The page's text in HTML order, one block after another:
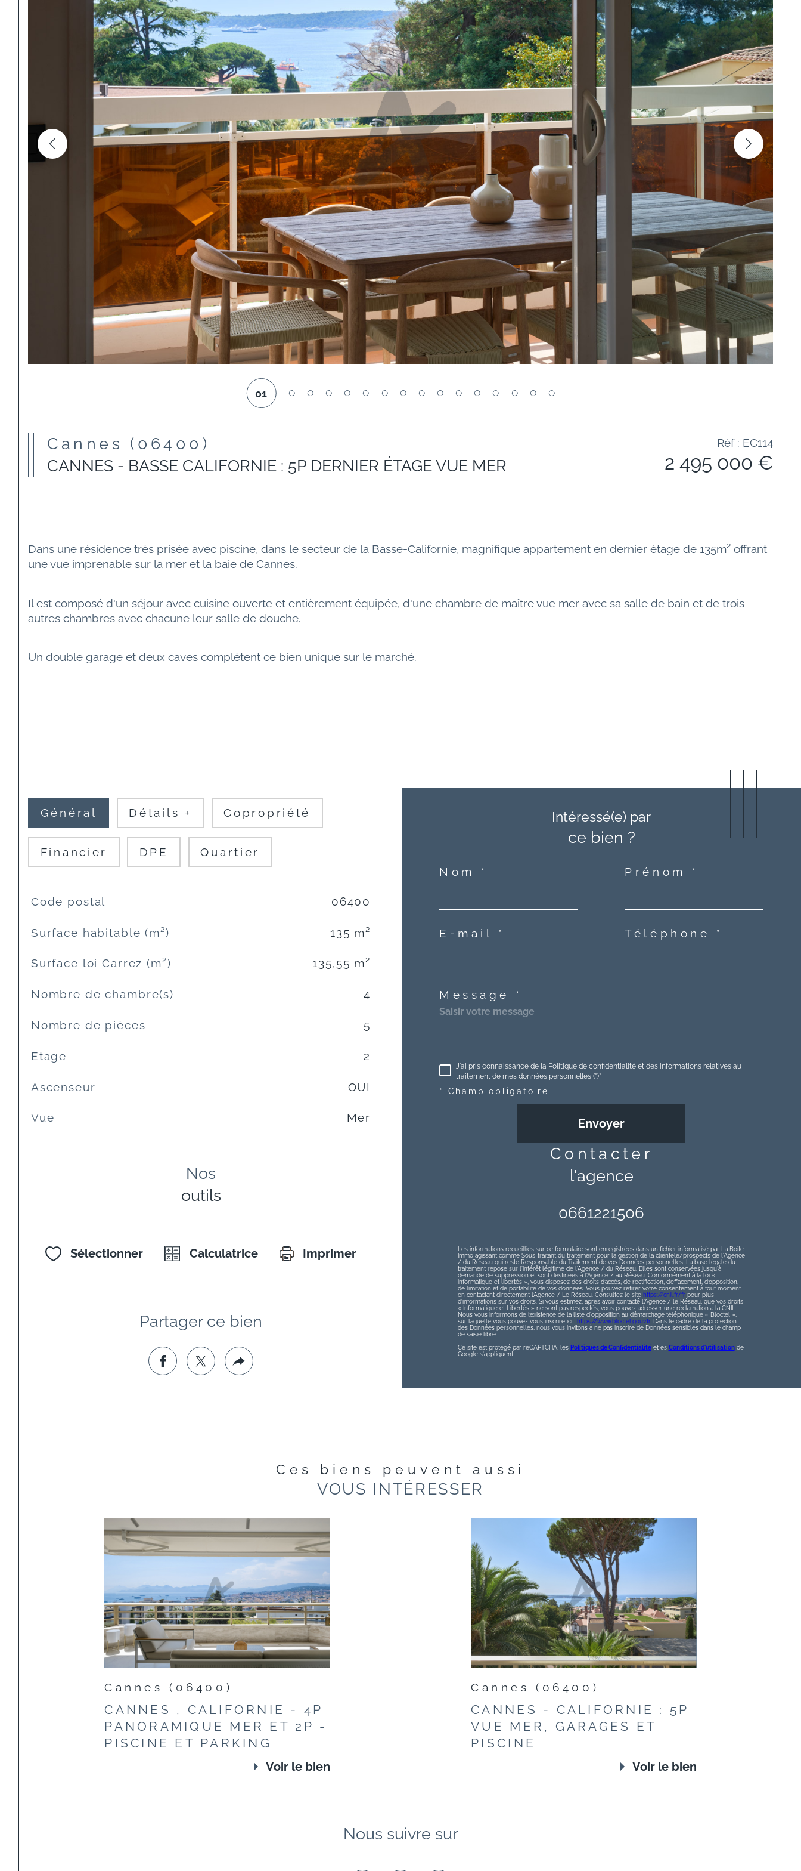
01
Cannes (06400)
CANNES - BASSE CALIFORNIE : 5P DERNIER ÉTAGE VUE MER
Réf : EC114
2 495 000 €
Dans une résidence très prisée avec piscine, dans le secteur de la Basse-Californie, magnifique appartement en dernier étage de 135m² offrant
une vue imprenable sur la mer et la baie de Cannes.
Il est composé d'un séjour avec cuisine ouverte et entièrement équipée, d'une chambre de maître vue mer avec sa salle de bain et de trois
autres chambres avec chacune leur salle de douche.
Un double garage et deux caves complètent ce bien unique sur le marché.
Général Détails + Copropriété
Financier DPE Quartier
TRAD_SIROCCO_Caracteristique
Code postal 06400
Surface habitable (m²) 135 m²
Surface loi Carrez (m²) 135,55 m²
Nombre de chambre(s) 4
Nombre de pièces 5
Etage 2
Ascenseur OUI
Vue Mer
Nos
outils
Sélectionner Calculatrice Imprimer
Partager ce bien
Intéressé(e) par
ce bien ?
Nom * Prénom *
E-mail * Téléphone *
Message *
J'ai pris connaissance de la Politique de confidentialité et des informations relatives au
traitement de mes données personnelles (*)*
* Champ obligatoire
Envoyer
contacter
l'agence
0661221506
Les informations recueillies sur ce formulaire sont enregistrées dans un fichier informatisé par La Boite
Immo agissant comme Sous-traitant du traitement pour la gestion de la clientèle/prospects de l'Agence
/ du Réseau qui reste Responsable du Traitement de vos Données personnelles. La base légale du
traitement repose sur l'intérêt légitime de l'Agence / du Réseau. Elles sont conservées jusqu'à
demande de suppression et sont destinées à l'Agence / au Réseau. Conformément à la loi «
informatique et libertés », vous disposez des droits d’accès, de rectification, d’effacement, d’opposition,
de limitation et de portabilité de vos données. Vous pouvez retirer votre consentement à tout moment
en contactant directement l’Agence / Le Réseau. Consultez le site https://cnil.fr/frpour plus
d’informations sur vos droits. Si vous estimez, après avoir contacté l'Agence / le Réseau, que vos droits
« Informatique et Libertés » ne sont pas respectés, vous pouvez adresser une réclamation à la CNIL.
Nous vous informons de l’existence de la liste d'opposition au démarchage téléphonique « Bloctel »,
sur laquelle vous pouvez vous inscrire ici : https://www.bloctel.gouv.fr. Dans le cadre de la protection
des Données personnelles, nous vous invitons à ne pas inscrire de Données sensibles dans le champ
de saisie libre.
Ce site est protégé par reCAPTCHA, les Politiques de Confidentialitéet es Conditions d'utilisationde
Google s'appliquent.
Ces biens peuvent aussi
VOUS INTÉRESSER
Cannes (06400)
CANNES , CALIFORNIE - 4P
PANORAMIQUE MER ET 2P -
PISCINE ET PARKING
Voir le bien
Cannes (06400)
CANNES - CALIFORNIE : 5P
VUE MER, GARAGES ET
PISCINE
Voir le bien
Nous suivre sur